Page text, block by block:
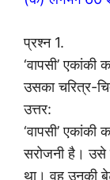
प्रश्न 1.
‘वापसी’
उसका चरित्र-
उत्तर:
‘वापसी’ एकांकी
सरोजनी है। उसे
था। वह उनकी